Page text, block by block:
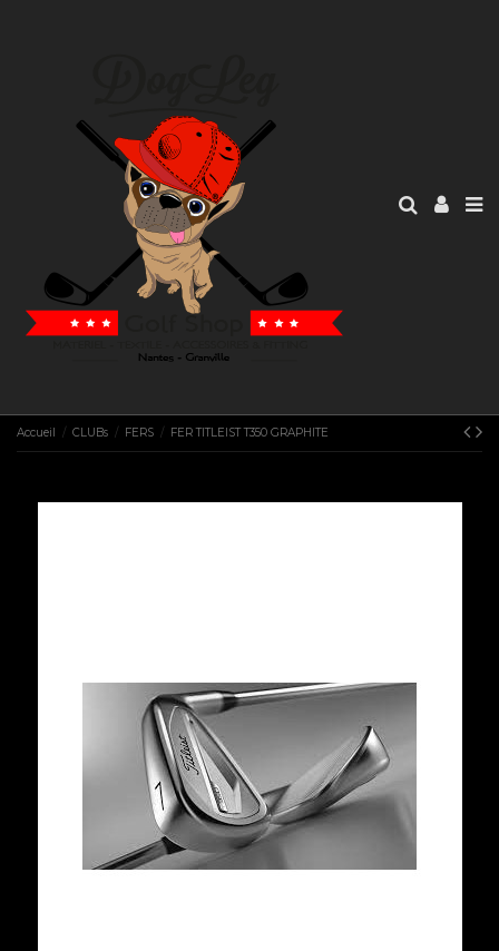
Accueil CLUBs FERS FER TITLEIST T350 GRAPHITE